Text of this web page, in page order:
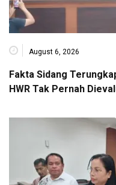
August 6, 2026
Fakta Sidang
HWR Tak Pernah